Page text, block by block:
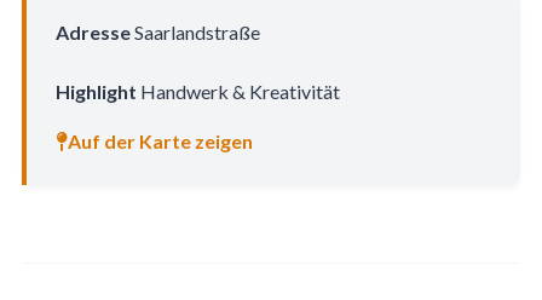
AdresseSaarlandstraße
Highlight Handwerk & Kreativität
Auf der Karte zeigen